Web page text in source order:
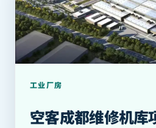
工业厂房
空客成都维修机库